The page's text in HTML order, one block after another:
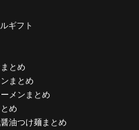
ギフト
とめ
まとめ
メンまとめ
め
醤油つけ麺まとめ